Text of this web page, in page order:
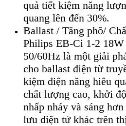
quả tiết kiệm năng
quang lên đến 30%.
Ballast / Tăng phô/
Philips EB-Ci 1-2
50/60Hz là một giải
cho ballast điện từ
kiệm điện năng hiêu
chất lượng cao, khởi
nhấp nháy và sáng
lưu điện tử khác trên